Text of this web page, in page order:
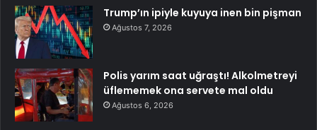
Trump’ın ipiyle kuyuya inen bin pişman
Ağustos 7, 2026
Polis yarım saat uğraştı! Alkolmetreyi
üflememek ona servete mal oldu
Ağustos 6, 2026